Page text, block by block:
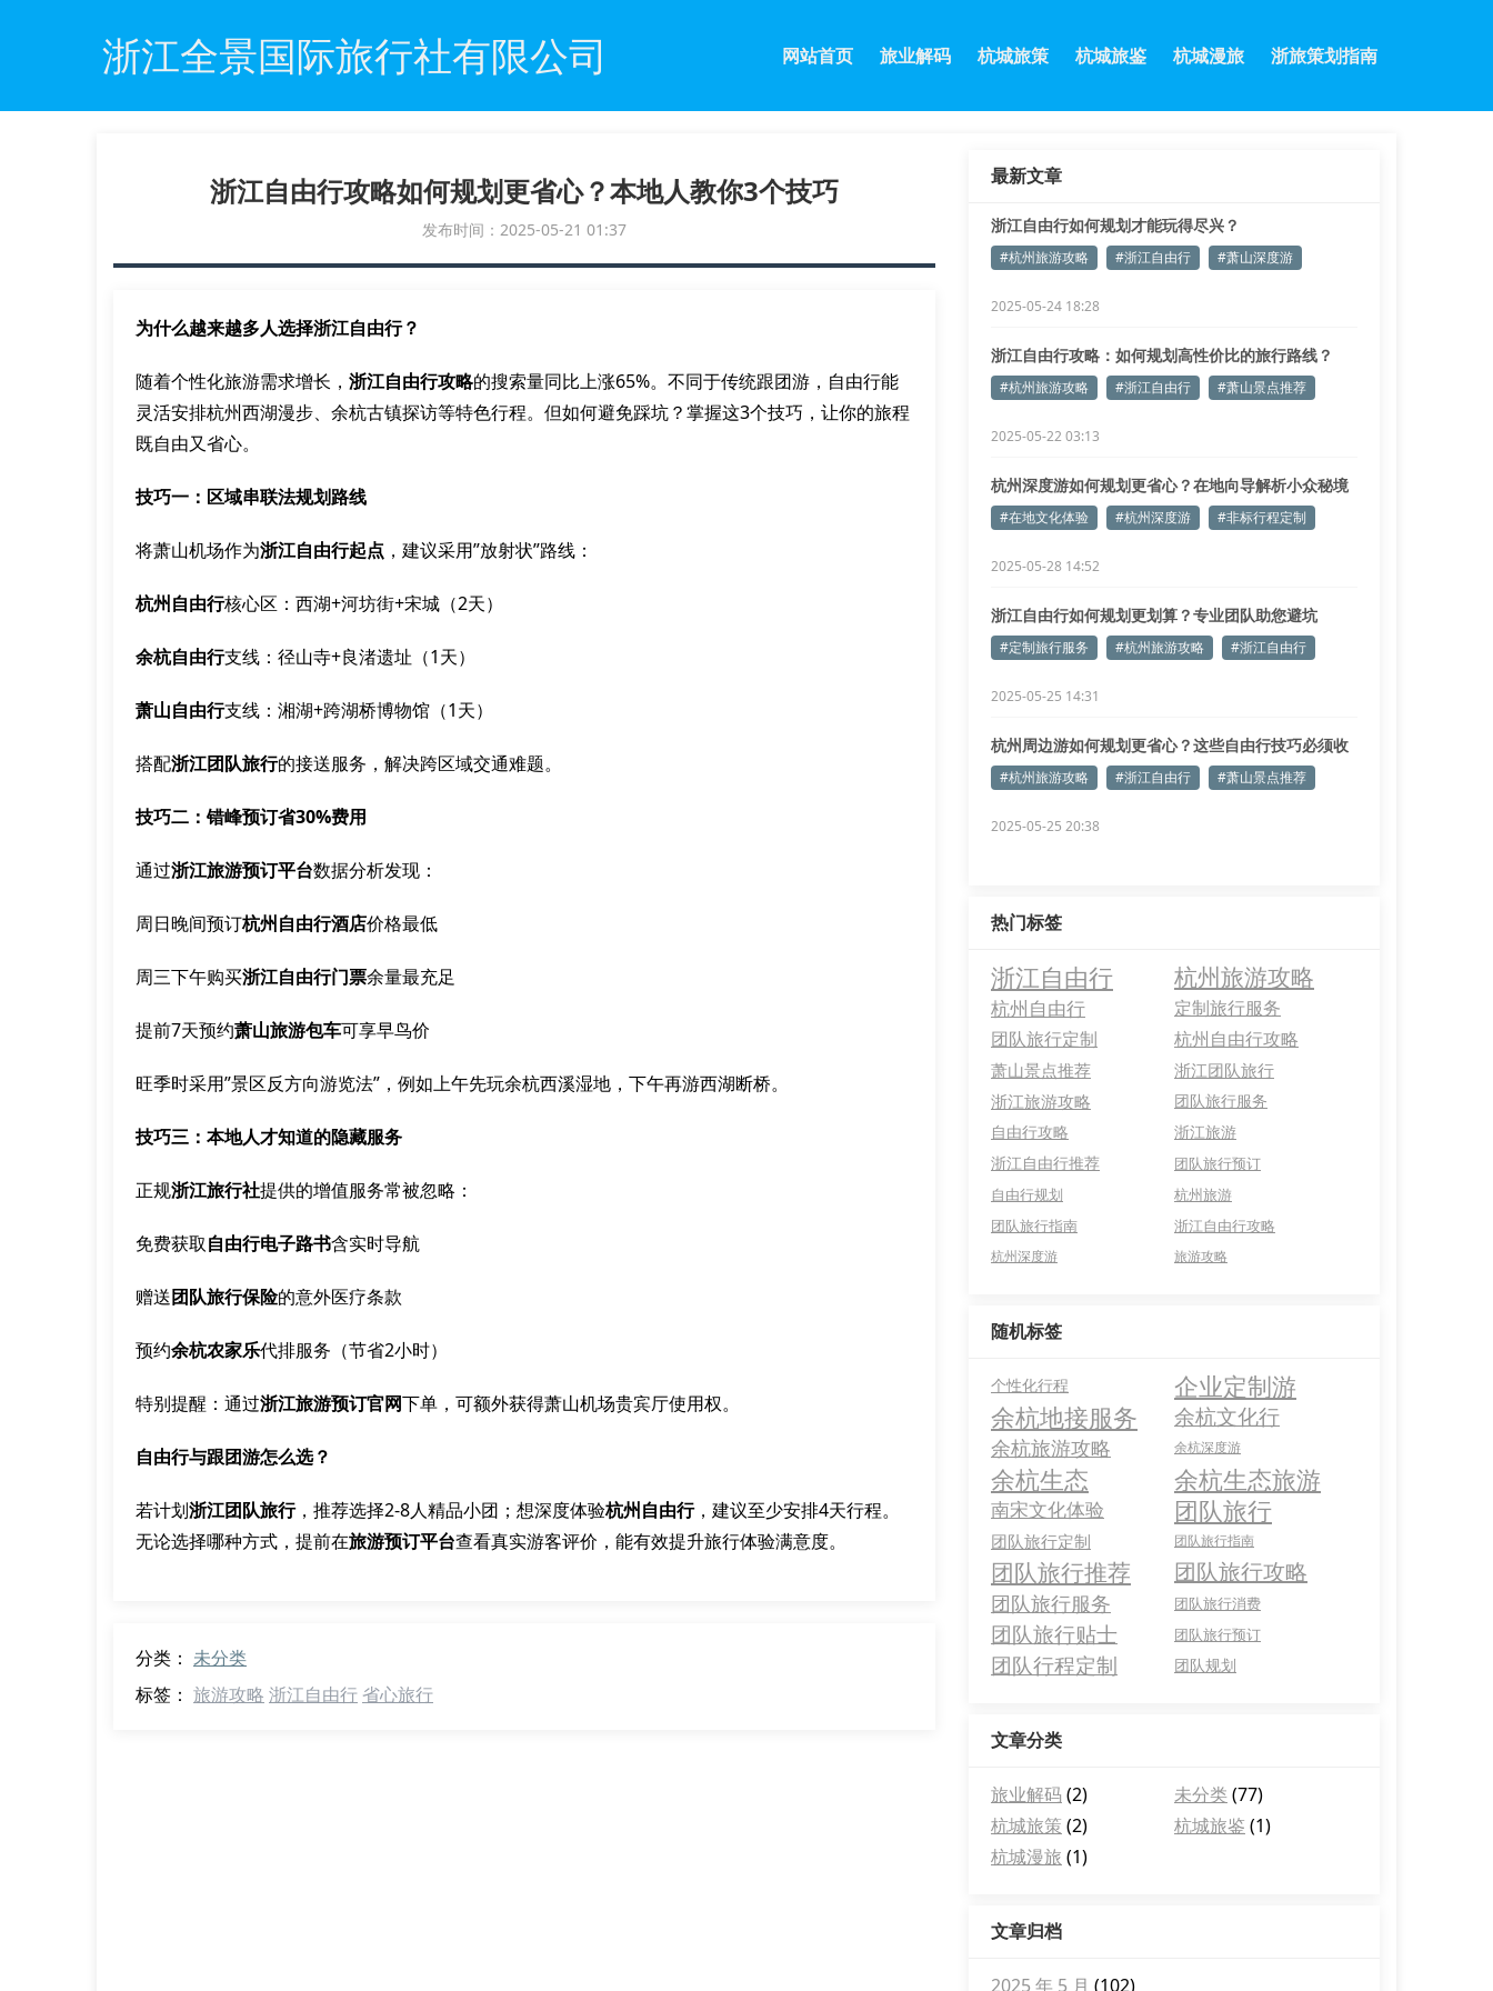
浙江全景国际旅行社有限公司 网站首页 旅业解码 杭城旅策 杭城旅鉴 杭城漫旅 浙旅策划指南
浙江自由行攻略如何规划更省心？本地人教你3个技巧
发布时间：2025-05-21 01:37
为什么越来越多人选择浙江自由行？
随着个性化旅游需求增长， 浙江自由行攻略的搜索量同比上涨65%。不同于传统跟团游，自由行能
灵活安排杭州西湖漫步、余杭古镇探访等特色行程。但如何避免踩坑？掌握这3个技巧，让你的旅程
既自由又省心。
技巧一：区域串联法规划路线
将萧山机场作为浙江自由行起点 ，建议采用”放射状”路线：
杭州自由行核心区：西湖+河坊街+宋城（2天）
余杭自由行支线：径山寺+良渚遗址（1天）
萧山自由行支线：湘湖+跨湖桥博物馆（1天）
搭配浙江团队旅行的接送服务，解决跨区域交通难题。
技巧二：错峰预订省30%费用
通过浙江旅游预订平台数据分析发现：
周日晚间预订杭州自由行酒店价格最低
周三下午购买浙江自由行门票余量最充足
提前7天预约萧山旅游包车可享早鸟价
旺季时采用”景区反方向游览法”，例如上午先玩余杭西溪湿地，下午再游西湖断桥。
技巧三：本地人才知道的隐藏服务
正规浙江旅行社提供的增值服务常被忽略：
免费获取自由行电子路书含实时导航
赠送团队旅行保险的意外医疗条款
预约余杭农家乐代排服务（节省2小时）
特别提醒：通过浙江旅游预订官网下单，可额外获得萧山机场贵宾厅使用权。
自由行与跟团游怎么选？
若计划浙江团队旅行，推荐选择2-8人精品小团；想深度体验杭州自由行，建议至少安排4天行程。
无论选择哪种方式，提前在旅游预订平台查看真实游客评价，能有效提升旅行体验满意度。
分类： 未分类
标签： 旅游攻略 浙江自由行 省心旅行
最新文章
浙江自由行如何规划才能玩得尽兴？
#杭州旅游攻略 #浙江自由行 #萧山深度游
2025-05-24 18:28
浙江自由行攻略：如何规划高性价比的旅行路线？
#杭州旅游攻略 #浙江自由行 #萧山景点推荐
2025-05-22 03:13
杭州深度游如何规划更省心？在地向导解析小众秘境
#在地文化体验 #杭州深度游 #非标行程定制
2025-05-28 14:52
浙江自由行如何规划更划算？专业团队助您避坑
#定制旅行服务 #杭州旅游攻略 #浙江自由行
2025-05-25 14:31
杭州周边游如何规划更省心？这些自由行技巧必须收
藏#杭州旅游攻略 #浙江自由行 #萧山景点推荐
2025-05-25 20:38
热门标签
浙江自由行 杭州旅游攻略
杭州自由行
定制旅行服务
团队旅行定制
杭州自由行攻略
萧山景点推荐
浙江团队旅行
浙江旅游攻略
团队旅行服务
自由行攻略
浙江旅游
浙江自由行推荐
团队旅行预订
自由行规划
杭州旅游
团队旅行指南
浙江自由行攻略
杭州深度游 旅游攻略
随机标签
个性化行程
企业定制游
余杭地接服务
余杭文化行
余杭旅游攻略 余杭深度游
余杭生态 余杭生态旅游
南宋文化体验 团队旅行
团队旅行定制 团队旅行指南
团队旅行推荐 团队旅行攻略
团队旅行服务 团队旅行消费
团队旅行贴士 团队旅行预订
团队行程定制 团队规划
文章分类
旅业解码 (2) 未分类(77)
杭城旅策 (2) 杭城旅鉴 (1)
杭城漫旅 (1)
文章归档
2025 年 5 月 (102)